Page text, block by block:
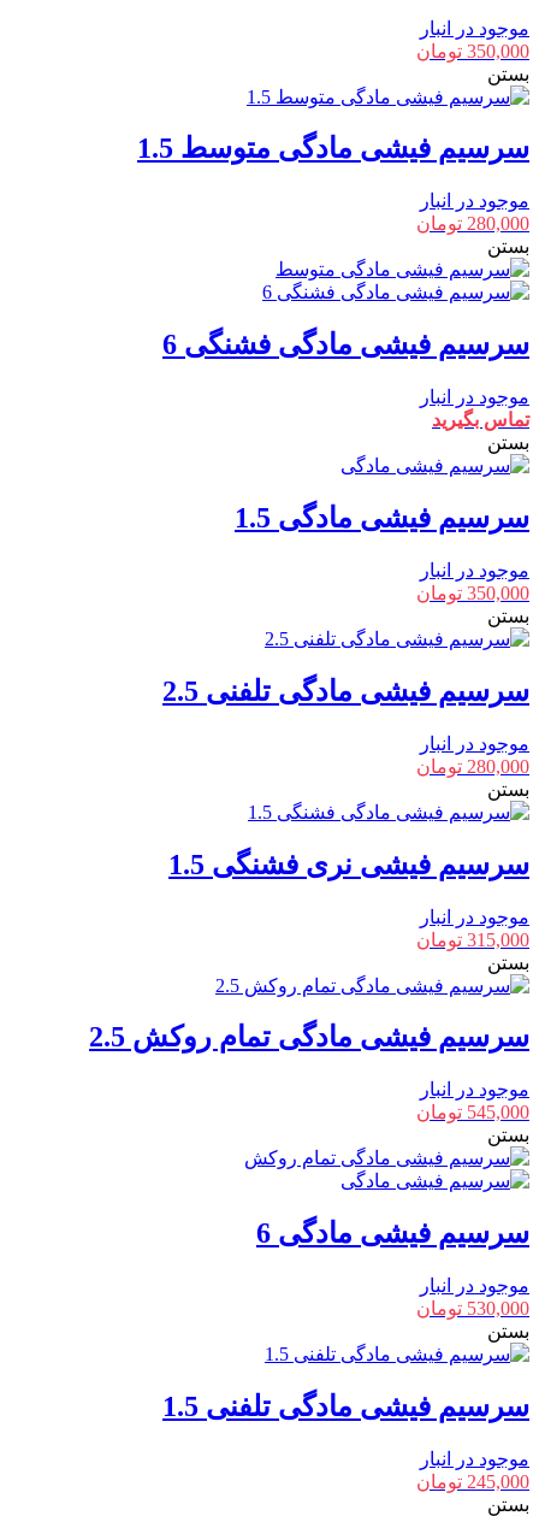
موجود در انبار
350,000 تومان
بستن
سرسیم فیشی مادگی متوسط 1.5
موجود در انبار
280,000 تومان
بستن
سرسیم فیشی مادگی فشنگی 6
موجود در انبار
تماس بگیرید
بستن
سرسیم فیشی مادگی 1.5
موجود در انبار
350,000 تومان
بستن
سرسیم فیشی مادگی تلفنی 2.5
موجود در انبار
280,000 تومان
بستن
سرسیم فیشی نری فشنگی 1.5
موجود در انبار
315,000 تومان
بستن
سرسیم فیشی مادگی تمام روکش 2.5
موجود در انبار
545,000 تومان
بستن
سرسیم فیشی مادگی 6
موجود در انبار
530,000 تومان
بستن
سرسیم فیشی مادگی تلفنی 1.5
موجود در انبار
245,000 تومان
بستن